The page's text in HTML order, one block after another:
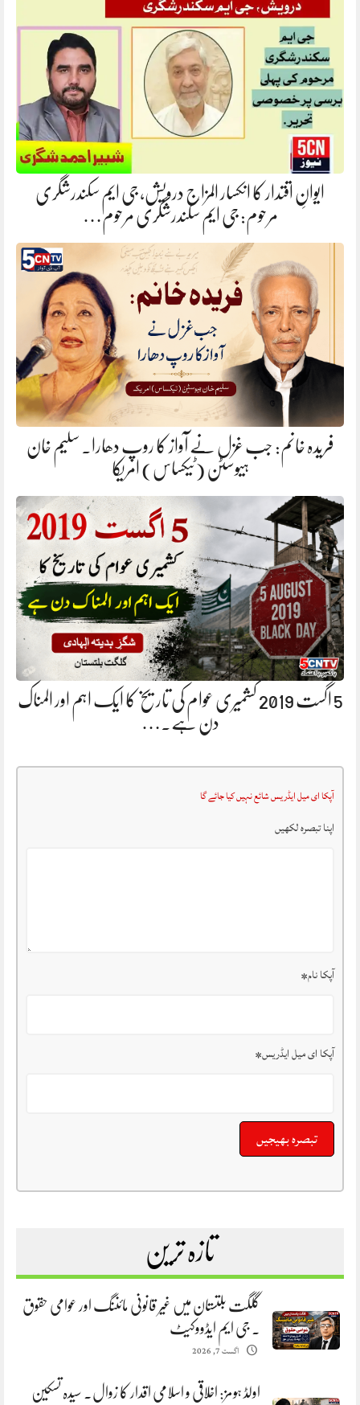
ایوانِ اقتدار کا انکسار المزاج درویش، جی ایم سکندرشگری
مرحوم: جی ایم سکندرشگری مرحوم…
فریدہ خانم: جب غزل نے آواز کا روپ دھارا. سلیم خان
ہیوسٹن (ٹیکساس) امریکا
5 اگست 2019 کشمیری عوام کی تاریخ کا ایک اہم اور المناک
دن ہے.…
آپکا ای میل ایڈریس شائع نہیں کیا جائے گا
اپنا تبصرہ لکھیں
آپکا نام*
آپکا ای میل ایڈریس*
تازہ ترین
گلگت بلتستان میں غیر قانونی مائننگ اور عوامی حقوق
. جی ایم ایڈووکیٹ
اگست 7, 2026
اولڈ ہومز: اخلاقی و اسلامی اقدار کا زوال. سیدہ تسکین